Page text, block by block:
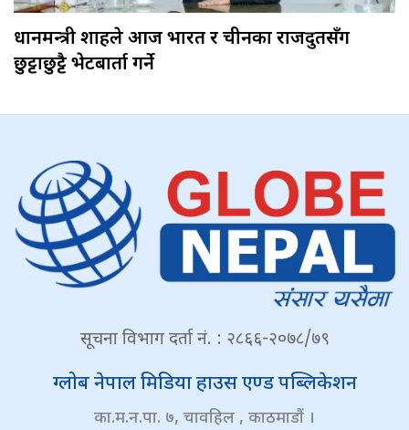
प्रधानमन्त्री शाहले आज भारत र चीनका राजदुतसँग
छुट्टाछुट्टै भेटबार्ता गर्ने
सूचना विभाग दर्ता नं. : २८६६-२०७८/७९
ग्लोब नेपाल मिडिया हाउस एण्ड पब्लिकेशन
का.म.न.पा. ७, चावहिल , काठमाडौं ।